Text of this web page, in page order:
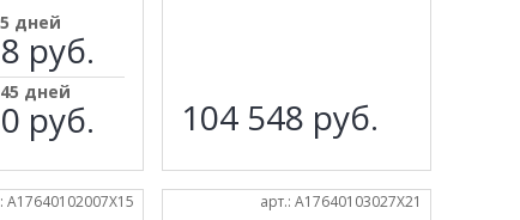
дней
руб.
дней
руб. 104 548 руб.
A17640102007X15 арт.: A17640103027X21